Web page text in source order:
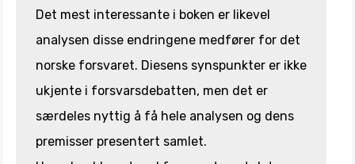
Det mest interessante i boken er likevel
analysen disse endringene medfører for det
norske forsvaret. Diesens synspunkter er ikke
ukjente i forsvarsdebatten, men det er
særdeles nyttig å få hele analysen og dens
premisser presentert samlet.